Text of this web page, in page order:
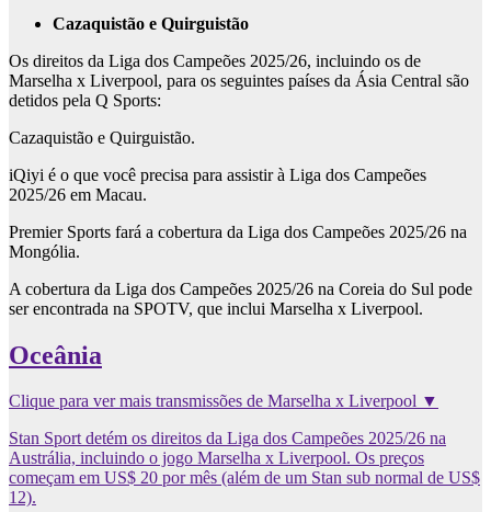
Cazaquistão e Quirguistão
Os direitos da Liga dos Campeões 2025/26, incluindo os de
Marselha x Liverpool, para os seguintes países da Ásia Central são
detidos pela Q Sports:
Cazaquistão e Quirguistão.
iQiyi é o que você precisa para assistir à Liga dos Campeões
2025/26 em Macau.
Premier Sports fará a cobertura da Liga dos Campeões 2025/26 na
Mongólia.
A cobertura da Liga dos Campeões 2025/26 na Coreia do Sul pode
ser encontrada na SPOTV, que inclui Marselha x Liverpool.
Oceânia
Clique para ver mais transmissões de Marselha x Liverpool ▼
Stan Sport detém os direitos da Liga dos Campeões 2025/26 na
Austrália, incluindo o jogo Marselha x Liverpool. Os preços
começam em US$ 20 por mês (além de um Stan sub normal de US$
12).